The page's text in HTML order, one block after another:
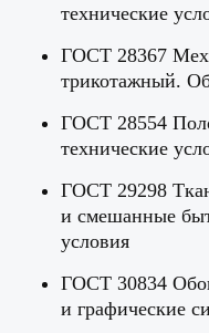
технические
ГОСТ 28367 Мех
трикотажный.
ГОСТ 28554
технические
ГОСТ 29298
и смешанные
условия
ГОСТ 30834
и графические